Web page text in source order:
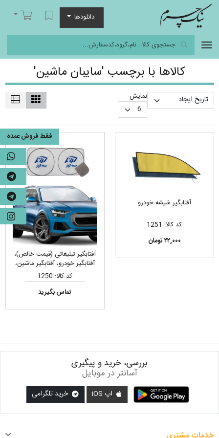
دانلودها
لیست مورد علاقه
سبد خرید
کالاها با برچسب 'سایبان ماشین'
نمایش
آفتابگیر شیشه خودرو
کد کالا: 1251
۲۲,۰۰۰ تومان
آفتابگیر تبلیغاتی (قیمت خالص)،
آفتابگیر خودرو، آفتابگیر ماشین،
سایبان خودرو
کد کالا: 1250
تماس بگیرید
بررسی، خرید و پیگیری
آسانتر در موبایل
اپ iOS خرید تلگرامی
فقط فروش عمده